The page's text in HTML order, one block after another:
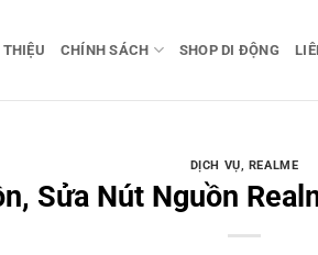
CHÍNH SÁCH SHOP DI ĐỘNG
DỊCH VỤ, REALME
Sửa Nút Nguồn